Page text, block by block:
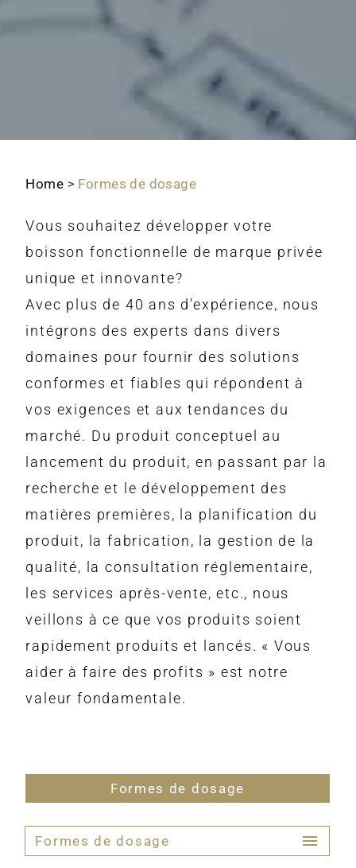
Home > Formes de dosage
Vous souhaitez développer votre
boisson fonctionnelle de marque privée
unique et innovante?
Avec plus de 40 ans d'expérience, nous
intégrons des experts dans divers
domaines pour fournir des solutions
conformes et fiables qui répondent à
vos exigences et aux tendances du
marché. Du produit conceptuel au
lancement du produit, en passant par la
recherche et le développement des
matières premières, la planification du
produit, la fabrication, la gestion de la
qualité, la consultation réglementaire,
les services après-vente, etc., nous
veillons à ce que vos produits soient
rapidement produits et lancés. « Vous
aider à faire des profits » est notre
valeur fondamentale.
Formes de dosage
Formes de dosage